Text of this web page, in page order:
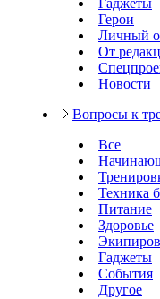
Гаджеты
Герои
Личный
От
Новости
Вопросы к
Все
Техника
Питание
Здоровье
Гаджеты
События
Другое